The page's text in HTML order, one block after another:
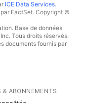
ICE Data Services.
FactSet. Copyright ©
Base de données
Tous droits réservés.
documents fournis par
& ABONNEMENTS